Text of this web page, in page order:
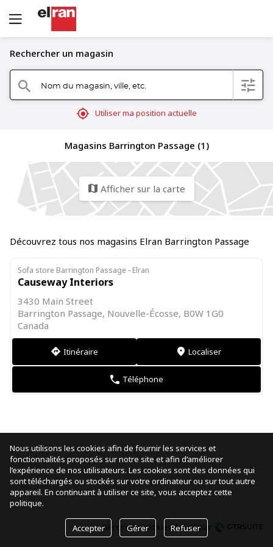
Rechercher un magasin
search Nom du magasin, ville, etc. filter
mylocation Utiliser ma position actuelle
Magasins Barrington Passage (1)
map Afficher sur la carte
Découvrez tous nos magasins Elran Barrington Passage
Sofa store Barrington Passage - Elran
Causeway Interiors
3430 Main Street
Barrington Passage, Nouvelle-Écosse, B0W 1G0
Canada
direction Itinéraire markers Localiser
phone Téléphone
Gérer mes cookiesréalisé par
Nous utilisons les cookies afin de fournir les services et
fonctionnalités proposés sur notre site et afin d’améliorer
l’expérience de nos utilisateurs. Les cookies sont des données qui
sont téléchargés ou stockés sur votre ordinateur ou sur tout autre
appareil. En continuant à utiliser ce site, vous acceptez cette
politique.
Accepter Gérer Refuser